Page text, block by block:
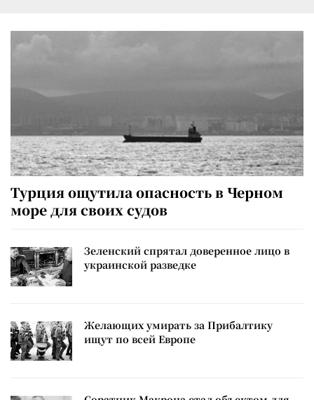
Турция ощутила опасность в Черном
море для своих судов
Зеленский спрятал доверенное лицо в
украинской разведке
Желающих умирать за Прибалтику
ищут по всей Европе